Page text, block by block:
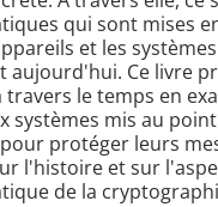
qui sont mises
et les
aujourd'hui. Ce livre
travers le temps en
systèmes mis au
protéger leurs
l'histoire et sur
de la